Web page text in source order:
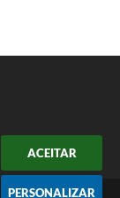
ACEITAR
PERSONALIZAR